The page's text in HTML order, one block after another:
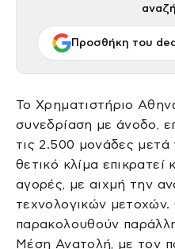
Προσθήκη του
Το Χρηματιστήριο
συνεδρίαση με άνοδο,
τις 2.500 μονάδες
θετικό κλίμα επικρατεί
αγορές, με αιχμή την
τεχνολογικών μετοχών.
παρακολουθούν
Μέση Ανατολή, με τον